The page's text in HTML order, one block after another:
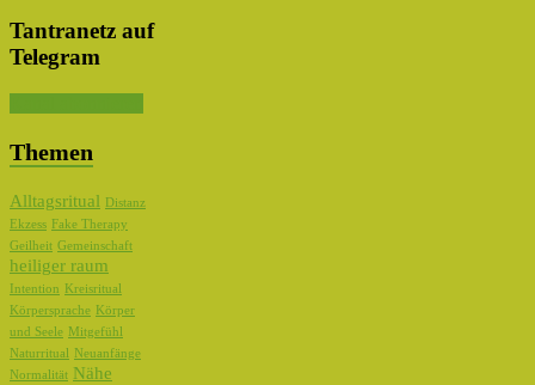
Tantranetz auf
Telegram
Themen
Alltagsritual
Distanz
Ekzess Fake Therapy
Geilheit Gemeinschaft
heiliger raum
Intention
Kreisritual
Körpersprache Körper
und Seele Mitgefühl
Naturritual
Neuanfänge
Normalität Nähe